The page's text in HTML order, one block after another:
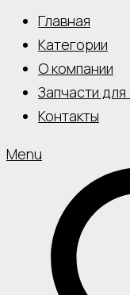
Главная
Категории
О компании
Запчасти
Контакты
Menu